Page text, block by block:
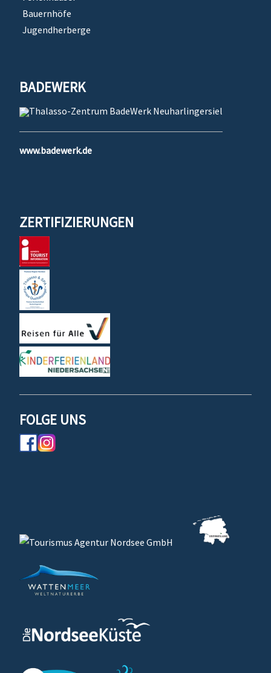
Bauernhöfe
Jugendherberge
BADEWERK
www.badewerk.de
ZERTIFIZIERUNGEN
FOLGE UNS